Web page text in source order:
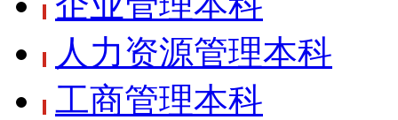
人力资源管理本科
工商管理本科